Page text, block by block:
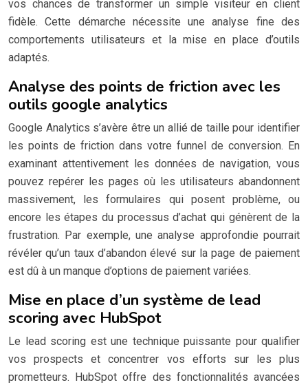
vos chances de transformer un simple visiteur en client
fidèle. Cette démarche nécessite une analyse fine des
comportements utilisateurs et la mise en place d’outils
adaptés.
Analyse des points de friction avec les
outils google analytics
Google Analytics s’avère être un allié de taille pour identifier
les points de friction dans votre funnel de conversion. En
examinant attentivement les données de navigation, vous
pouvez repérer les pages où les utilisateurs abandonnent
massivement, les formulaires qui posent problème, ou
encore les étapes du processus d’achat qui génèrent de la
frustration. Par exemple, une analyse approfondie pourrait
révéler qu’un taux d’abandon élevé sur la page de paiement
est dû à un manque d’options de paiement variées.
Mise en place d’un système de lead
scoring avec HubSpot
Le lead scoring est une technique puissante pour qualifier
vos prospects et concentrer vos efforts sur les plus
prometteurs. HubSpot offre des fonctionnalités avancées